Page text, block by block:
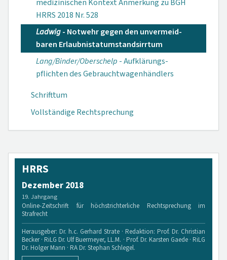
medizini­schen Kontext Anmerkung zu BGH
HRRS 2018 Nr. 528
Ladwig- Notwehr gegen den unvermeid­
baren Erlaubnis­tatumstands­irrtum
Lang/Binder/Oberschelp - Aufklärungs­
pflichten des Gebraucht­wagen­händlers
Schrifttum
Vollständige Rechtsprechung
HRRS
Dezember 2018
19. Jahrgang
Online-Zeitschrift für höchstrichterliche Rechtsprechung im
Strafrecht
Herausgeber: Dr. h.c. Gerhard Strate · Redaktion: Prof. Dr. Christian
Becker · RiLG Dr. Ulf Buermeyer, LL.M. · Prof. Dr. Karsten Gaede · RiLG
Dr. Holger Mann · RA Dr. Stephan Schlegel.